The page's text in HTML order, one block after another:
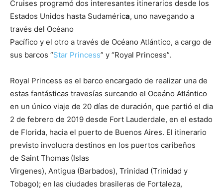
Cruises programó dos interesantes itinerarios desde los
Estados Unidos hasta Sudamérica, uno navegando a
través del Océano
Pacífico y el otro a través de Océano Atlántico, a cargo de
sus barcos “Star Princess” y “Royal Princess”.
Royal Princess es el barco encargado de realizar una de
estas fantásticas travesías surcando el Oceáno Atlántico
en un único viaje de 20 días de duración, que partió el dia
2 de febrero de 2019 desde Fort Lauderdale, en el estado
de Florida, hacia el puerto de Buenos Aires. El itinerario
previsto involucra destinos en los puertos caribeños
de Saint Thomas (Islas
Virgenes), Antigua (Barbados), Trinidad (Trinidad y
Tobago); en las ciudades brasileras de Fortaleza,